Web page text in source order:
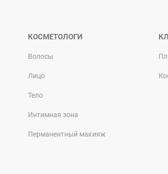
КОСМЕТОЛОГИ
Волосы
Лицо
Тело
Интимная зона
Перманентный макияж